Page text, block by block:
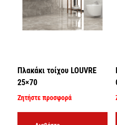
Πλακάκι τοίχου LOUVRE
25×70
Ζητήστε προσφορά